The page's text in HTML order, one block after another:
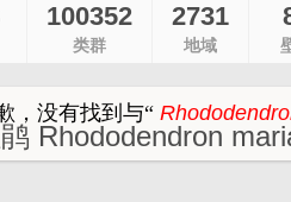
100352
类群
2731
地域
，没有找到与“
Rhododendron